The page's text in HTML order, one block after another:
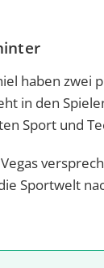
haben zwei
in den
Sport und
Sportwelt